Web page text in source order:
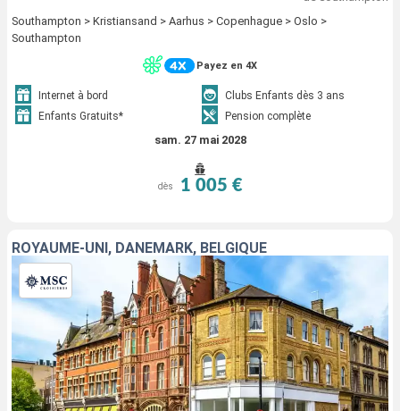
Southampton > Kristiansand > Aarhus > Copenhague > Oslo >
Southampton
Payez en 4X
Internet à bord
Clubs Enfants dès 3 ans
Enfants Gratuits*
Pension complète
sam. 27 mai 2028
dès 1 005 €
ROYAUME-UNI, DANEMARK, BELGIQUE